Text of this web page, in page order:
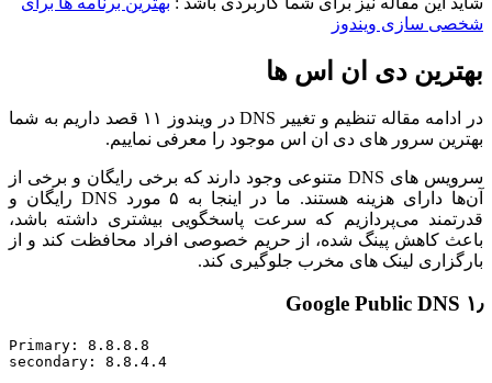
شخصی سازی ویندوز
بهترین دی ان اس ها
در ادامه مقاله تنظیم و تغییر DNS در ویندوز ۱۱ قصد داریم به شما
بهترین سرور های دی ان اس موجود را معرفی نماییم.
سرویس های DNS متنوعی وجود دارند که برخی رایگان و برخی از
آن‌ها دارای هزینه هستند. ما در اینجا به ۵ مورد DNS رایگان و
قدرتمند می‌پردازیم که سرعت پاسخگویی بیشتری داشته باشد،
باعث کاهش پینگ شده، از حریم خصوصی افراد محافظت کند و از
بارگزاری لینک های مخرب جلوگیری کند.
۱٫ Google Public DNS
Primary: 8.8.8.8
secondary: 8.8.4.4